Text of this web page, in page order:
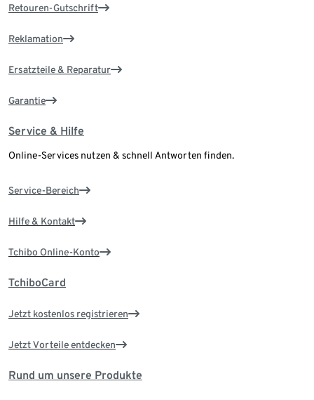
Retouren-Gutschrift
Reklamation
Ersatzteile & Reparatur
Garantie
Service & Hilfe
Online-Services nutzen & schnell Antworten finden.
Service-Bereich
Hilfe & Kontakt
Tchibo Online-Konto
TchiboCard
Jetzt kostenlos registrieren
Jetzt Vorteile entdecken
Rund um unsere Produkte